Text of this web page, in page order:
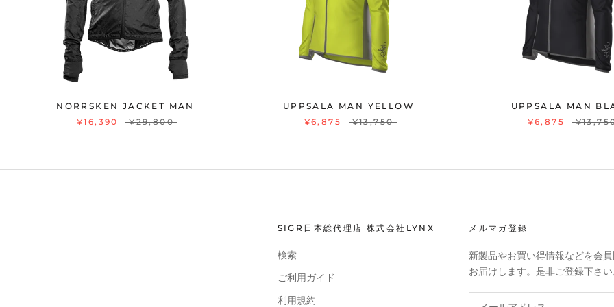
NORRSKEN JACKET MAN
¥16,390
¥29,800
UPPSALA MAN YELLOW
¥6,875
¥13,750
UPPSALA MAN
¥6,875
SIGR日本総代理店 株式会社LYNX
検索
ご利用ガイド
利用規約
メルマガ登録
新製品やお買い得情報などを会
お届けします。是非ご登録下さい